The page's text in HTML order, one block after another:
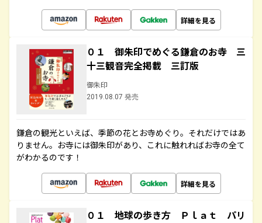
詳細を見る
０１ 御朱印でめぐる鎌倉のお寺 三
十三観音完全掲載 三訂版
御朱印
2019.08.07 発売
鎌倉の観光といえば、季節の花とお寺めぐり。それだけではあ
りません。お寺には御朱印があり、これに触れればお寺の全て
がわかるのです！
詳細を見る
０１ 地球の歩き方 Ｐｌａｔ パリ